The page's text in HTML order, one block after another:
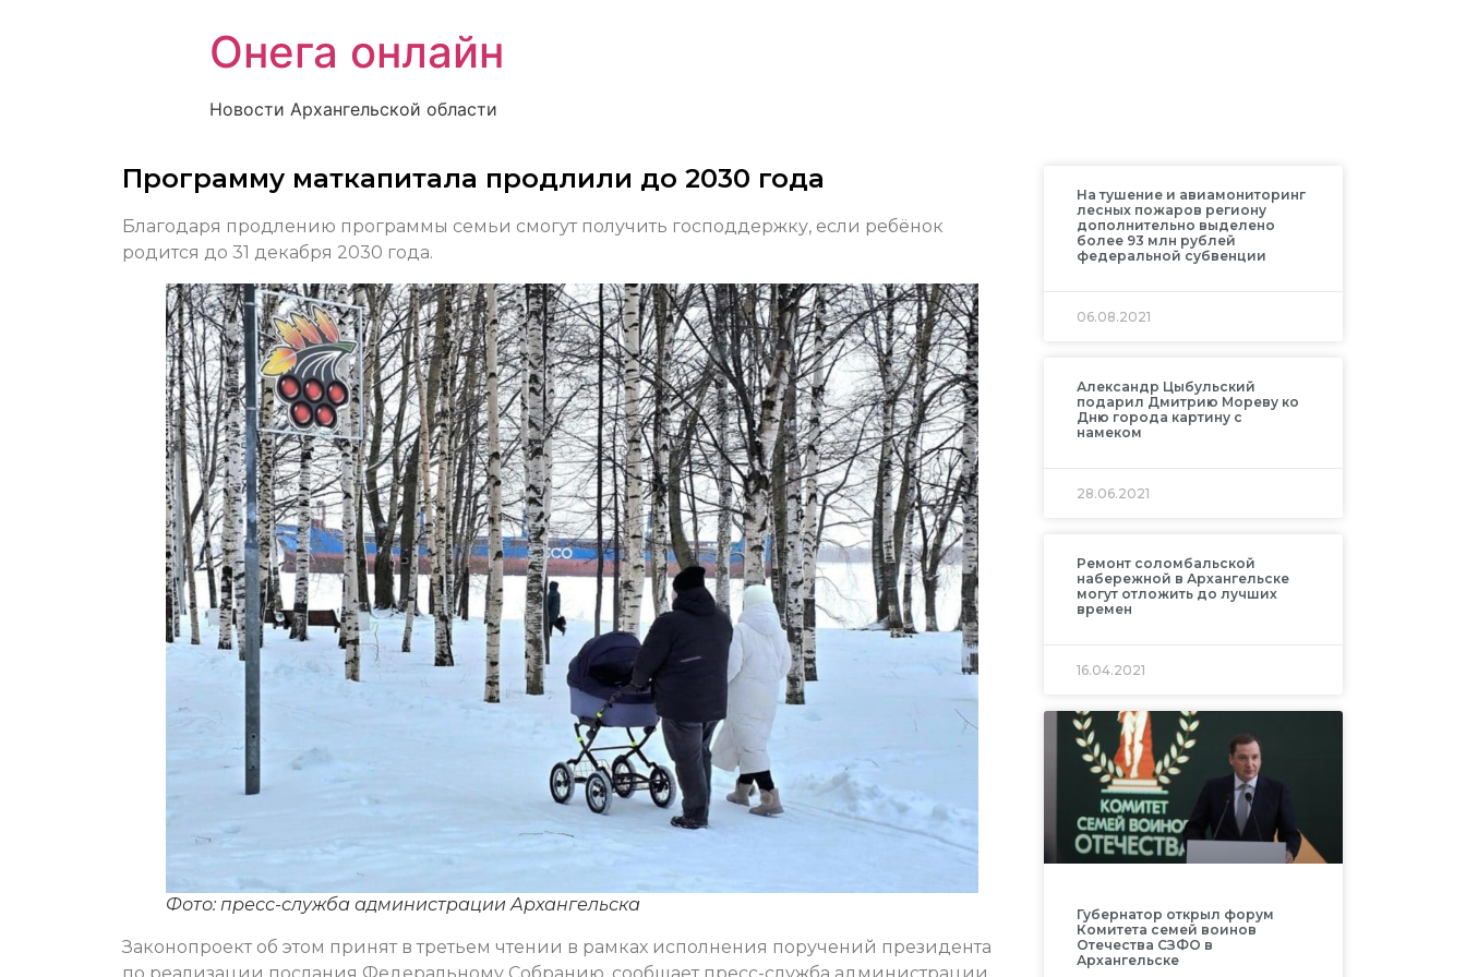
Онега онлайн
Новости Архангельской области
Программу маткапитала продлили до 2030 года
Благодаря продлению программы семьи смогут получить господдержку, если ребёнок
родится до 31 декабря 2030 года.
Фото: пресс-служба администрации Архангельска
Законопроект об этом принят в третьем чтении в рамках исполнения поручений президента
На тушение и авиамониторинг
лесных пожаров региону
дополнительно выделено
более 93 млн рублей
федеральной субвенции
06.08.2021
Александр Цыбульский
подарил Дмитрию Мореву ко
Дню города картину с
намеком
28.06.2021
Ремонт соломбальской
набережной в Архангельске
могут отложить до лучших
времен
16.04.2021
Губернатор открыл форум
Комитета семей воинов
Отечества СЗФО в
Архангельске